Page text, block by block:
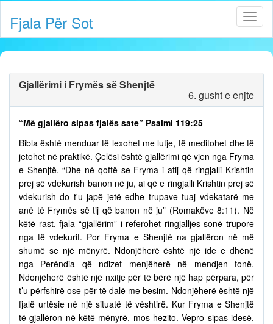
Fjala Për Sot
Gjallërimi i Frymës së Shenjtë
6. gusht e enjte
“Më gjallëro sipas fjalës sate” Psalmi 119:25
Bibla është menduar të lexohet me lutje, të meditohet dhe të
jetohet në praktikë. Çelësi është gjallërimi që vjen nga Fryma
e Shenjtë. “Dhe në qoftë se Fryma i atij që ringjalli Krishtin
prej së vdekurish banon në ju, ai që e ringjalli Krishtin prej së
vdekurish do t'u japë jetë edhe trupave tuaj vdekatarë me
anë të Frymës së tij që banon në ju” (Romakëve 8:11). Në
këtë rast, fjala “gjallërim” i referohet ringjalljes sonë trupore
nga të vdekurit. Por Fryma e Shenjtë na gjallëron në më
shumë se një mënyrë. Ndonjëherë është një ide e dhënë
nga Perëndia që ndizet menjëherë në mendjen tonë.
Ndonjëherë është një nxitje për të bërë një hap përpara, për
t’u përfshirë ose për të dalë me besim. Ndonjëherë është një
fjalë urtësie në një situatë të vështirë. Kur Fryma e Shenjtë
të gjallëron në këtë mënyrë, mos hezito. Vepro sipas idesë,